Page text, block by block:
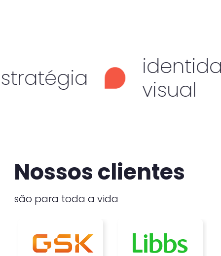
identidade
visual
Nossos clientes
são para toda a vida